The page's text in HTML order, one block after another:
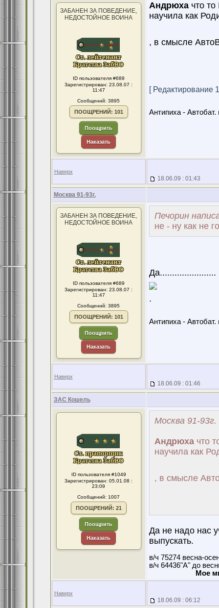
ЗАБАНЕН ЗА ПОВЕДЕНИЕ,
НЕДОСТОЙНОЕ ВОИНА
ID пользователя #689
Зарегистрирован: 23.08.07 :
11:47
Сообщений: 3895
ПООЩРЕНИЙ: 101
Поощрить
Наказать
Андрюхачто то
научила как
, в смысле
[ Редактирование
Антипиха - Автобат.
Наверх
18.06.09 : 01:43
Москва 91-93г.
ЗАБАНЕН ЗА ПОВЕДЕНИЕ,
НЕДОСТОЙНОЕ ВОИНА
ID пользователя #689
Зарегистрирован: 23.08.07 :
11:47
Сообщений: 3895
ПООЩРЕНИЙ: 101
Поощрить
Наказать
Печорин
не - ну как не
Да.......................
.
Антипиха - Автобат.
Наверх
18.06.09 : 01:46
ЗАС Кошель
ID пользователя #1049
Зарегистрирован: 05.01.08 :
23:09
Сообщений: 1007
ПООЩРЕНИЙ: 21
Поощрить
Наказать
Москва 91-93г.
Андрюхачто
научила как
, в смысле
Да не надо нас
выпускать.
в/ч 75274 весна-
в/ч 64436"А" до
Мое
Наверх
18.06.09 : 06:12